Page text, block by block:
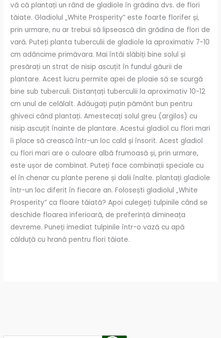
vă că plantați un rând de gladiole în grădina dvs. de flori
tăiate. Gladiolul „White Prosperity” este foarte florifer și,
prin urmare, nu ar trebui să lipsească din grădina de flori de
vară. Puteți planta tuberculii de gladiole la aproximativ 7-10
cm adâncime primăvara. Mai întâi slăbiți bine solul și
presărați un strat de nisip ascuțit în fundul găurii de
plantare. Acest lucru permite apei de ploaie să se scurgă
bine sub tuberculi. Distanțați tuberculii la aproximativ 10-12
cm unul de celălalt. Adăugați puțin pământ bun pentru
ghiveci când plantați. Amestecați solul greu (argilos) cu
nisip ascuțit înainte de plantare. Acestui gladiol cu ​​flori mari
îi place să crească într-un loc cald și însorit. Acest gladiol
cu ​​flori mari are o culoare albă frumoasă și, prin urmare,
este ușor de combinat. Puteți face combinații speciale cu
el în chenar cu plante perene și dalii înalte. plantați gladiole
într-un loc diferit în fiecare an. Folosești gladiolul „White
Prosperity” ca floare tăiată? Apoi culegeți tulpinile când se
deschide floarea inferioară, de preferință dimineața
devreme. Puneți imediat tulpinile într-o vază cu apă
călduță cu hrană pentru flori tăiate.